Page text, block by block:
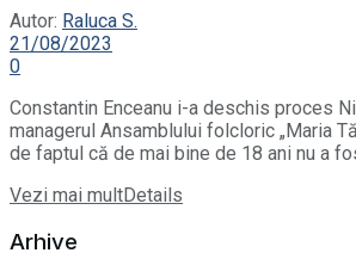
Autor: Raluca S.
21/08/2023
0
Constantin Enceanu i-a deschis proces
managerul Ansamblului folcloric „Maria
de faptul că de mai bine de 18 ani nu a
Vezi mai multDetails
Arhive